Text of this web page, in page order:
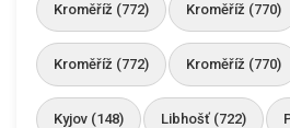
Kroměříž (772) Kroměříž (770)
Kroměříž (772) Kroměříž (770)
Kyjov (148) Libhošť (722)